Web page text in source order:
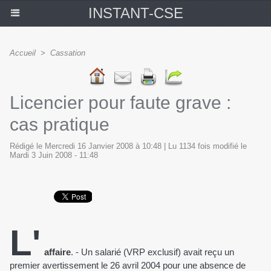
INSTANT-CSE
Accueil > Cassation
Licencier pour faute grave :
cas pratique
Rédigé le Mercredi 16 Janvier 2008 à 10:48 | Lu 1134 fois modifié le
Mardi 3 Juin 2008 - 11:48
L' affaire. - Un salarié (VRP exclusif) avait reçu un
premier avertissement le 26 avril 2004 pour une absence de